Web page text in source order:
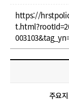
https://
주요